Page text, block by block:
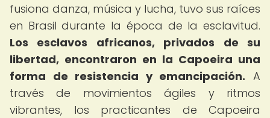
fusiona danza, música y lucha, tuvo sus raíces
en Brasil durante la época de la esclavitud.
Los esclavos africanos, privados de su
libertad, encontraron en la Capoeira una
forma de resistencia y emancipación. A
través de movimientos ágiles y ritmos
vibrantes, los practicantes de Capoeira